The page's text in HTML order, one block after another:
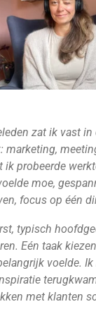
zat ik vast
marketing,
ik probeerde
moe,
focus op één
typisch
Eén taak
voelde.
met klanten